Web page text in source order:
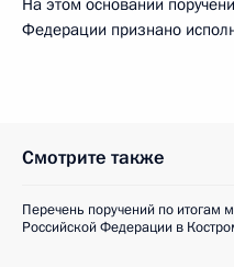
На этом основании
Федерации признано
Смотрите также
Перечень поручений по итогам
Российской Федерации в